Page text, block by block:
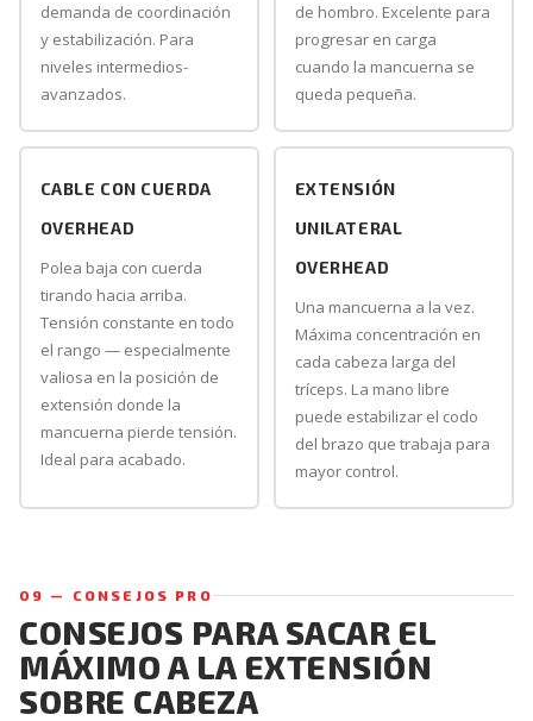
demanda de coordinación
y estabilización. Para
niveles intermedios-
avanzados.
de hombro. Excelente para
progresar en carga
cuando la mancuerna se
queda pequeña.
CABLE CON CUERDA
OVERHEAD
Polea baja con cuerda
tirando hacia arriba.
Tensión constante en todo
el rango — especialmente
valiosa en la posición de
extensión donde la
mancuerna pierde tensión.
Ideal para acabado.
EXTENSIÓN
UNILATERAL
OVERHEAD
Una mancuerna a la vez.
Máxima concentración en
cada cabeza larga del
tríceps. La mano libre
puede estabilizar el codo
del brazo que trabaja para
mayor control.
09 — CONSEJOS PRO
CONSEJOS PARA SACAR EL
MÁXIMO A LA EXTENSIÓN
SOBRE CABEZA